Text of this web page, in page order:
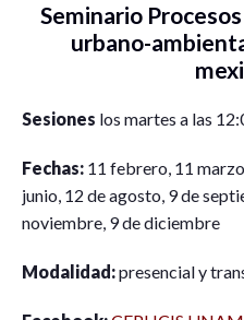
Seminario
urbano-
Sesiones los martes a las
Fechas: 11 febrero, 11
junio, 12 de agosto, 9 de
noviembre, 9 de diciembre
Modalidad:presencial y